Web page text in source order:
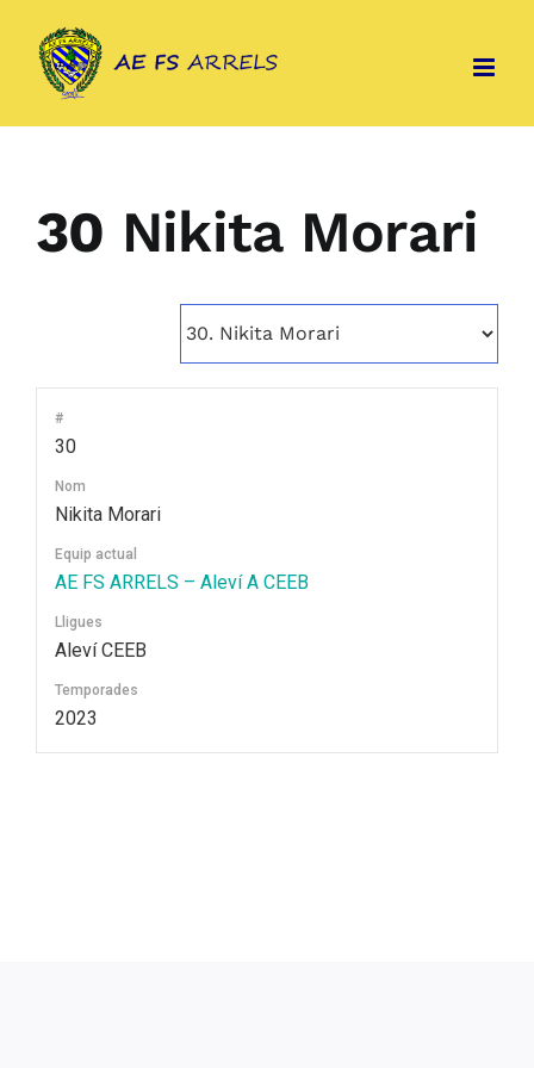
content
30 Nikita Morari
#
30
Nom
Nikita Morari
Equip actual
AE FS ARRELS – Aleví A CEEB
Lligues
Aleví CEEB
Temporades
2023